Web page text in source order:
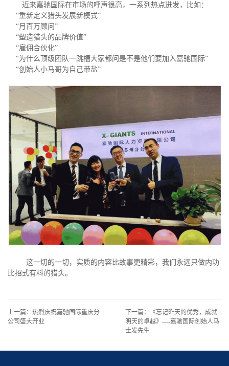
近来嘉驰国际在市场的呼声很高，一系列热点迸发，比如：
“重新定义猎头发展新模式”
“月百万顾问”
“塑造猎头的品牌价值”
“雇佣合伙化”
“为什么顶级团队一跳槽大家都问是不是他们要加入嘉驰国际”
“创始人小马哥为自己带盐”
这一切的一切，实质的内容比故事更精彩，我们永远只做内功
比招式有料的猎头。
上一篇：热烈庆祝嘉驰国际重庆分
公司盛大开业
下一篇：《忘记昨天的优秀，成就
明天的卓越》----嘉驰国际创始人马
士发先生